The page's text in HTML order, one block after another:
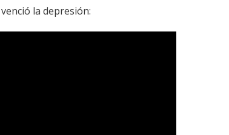
la depresión: